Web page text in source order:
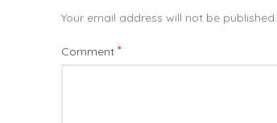
Your email address will not be published.
Comment *